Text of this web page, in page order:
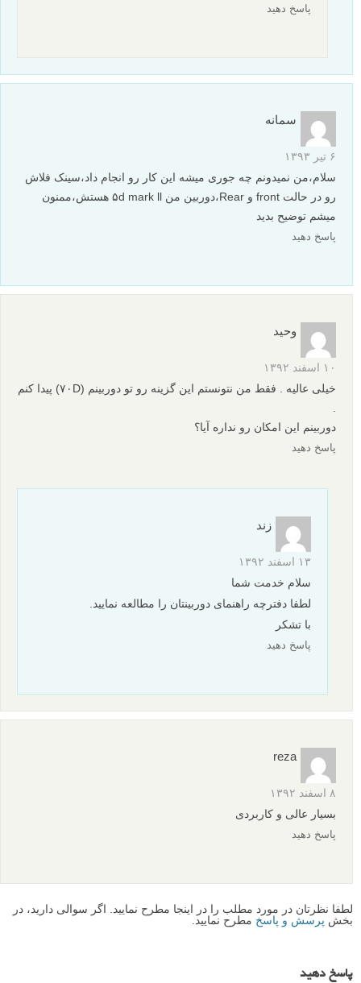
پاسخ دهید
سمانه
۶ تیر ۱۳۹۳
سلام،من نمیدونم چه جورى میشه این کار رو انجام داد،سینک فلاش
رو در حالت front و Rear،دوربین من ۵d mark ll هستش،ممنون
میشم توضیح بدید
پاسخ دهید
وحید
۱۰ اسفند ۱۳۹۲
خیلی عالیه . فقط من نتونستم این گزینه رو تو دوربینم (۷۰D) پیدا کنم
دوربینم این امکان رو نداره آیا؟
پاسخ دهید
زند
۱۳ اسفند ۱۳۹۲
سلام خدمت شما
لطفا دفترچه راهنمای دوربینتان را مطالعه نمایید.
با تشکر
پاسخ دهید
reza
۸ اسفند ۱۳۹۲
بسیار عالی و کاربردی
پاسخ دهید
لطفا نظرتان در مورد مطلب را در اینجا مطرح نمایید. اگر سوالی دارید، در
بخش پرسش و پاسخ مطرح نمایید.
پاسخ دهید